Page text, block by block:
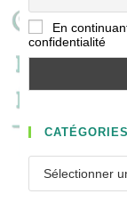
En
confidentialité
CATÉGORIES